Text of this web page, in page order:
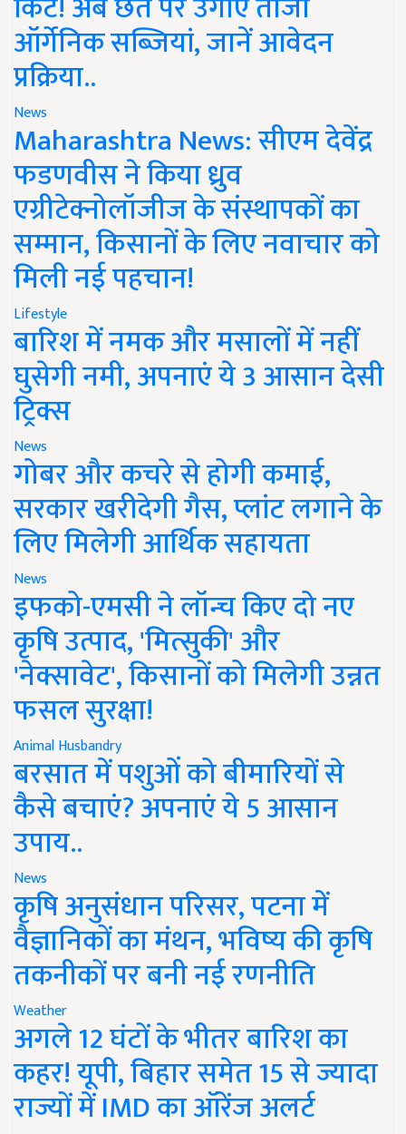
ऑर्गेनिक सब्जियां, जानें आवेदन
प्रक्रिया..
News
Maharashtra News: सीएम देवेंद्र
फडणवीस ने किया ध्रुव
एग्रीटेक्नोलॉजीज के संस्थापकों का
सम्मान, किसानों के लिए नवाचार को
मिली नई पहचान!
Lifestyle
बारिश में नमक और मसालों में नहीं
घुसेगी नमी, अपनाएं ये 3 आसान देसी
ट्रिक्स
News
गोबर और कचरे से होगी कमाई,
सरकार खरीदेगी गैस, प्लांट लगाने के
लिए मिलेगी आर्थिक सहायता
News
इफको-एमसी ने लॉन्च किए दो नए
कृषि उत्पाद, 'मित्सुकी' और
'नेक्सावेट', किसानों को मिलेगी उन्नत
फसल सुरक्षा!
Animal Husbandry
बरसात में पशुओं को बीमारियों से
कैसे बचाएं? अपनाएं ये 5 आसान
उपाय..
News
कृषि अनुसंधान परिसर, पटना में
वैज्ञानिकों का मंथन, भविष्य की कृषि
तकनीकों पर बनी नई रणनीति
Weather
अगले 12 घंटों के भीतर बारिश का
कहर! यूपी, बिहार समेत 15 से ज्यादा
राज्यों में IMD का ऑरेंज अलर्ट